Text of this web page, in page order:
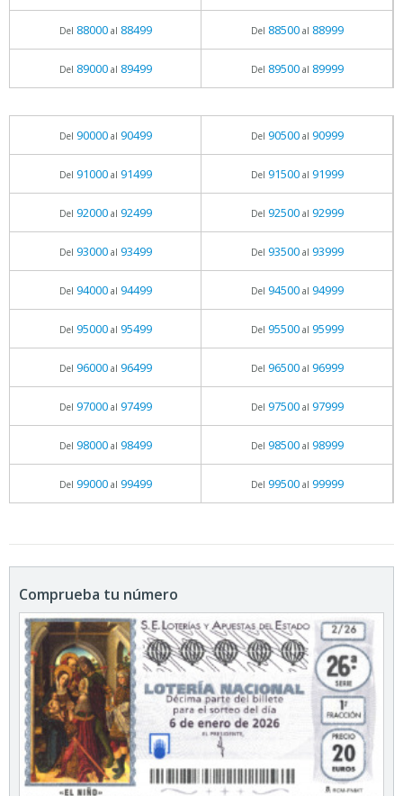
Del 88000al 88499 Del 88500al 88999
Del 89000al 89499 Del 89500al 89999
Del 90000al 90499 Del 90500al 90999
Del 91000al 91499 Del 91500al 91999
Del 92000al 92499 Del 92500al 92999
Del 93000al 93499 Del 93500al 93999
Del 94000al 94499 Del 94500al 94999
Del 95000al 95499 Del 95500al 95999
Del 96000al 96499 Del 96500al 96999
Del 97000al 97499 Del 97500al 97999
Del 98000al 98499 Del 98500al 98999
Del 99000al 99499 Del 99500al 99999
Comprueba tu número